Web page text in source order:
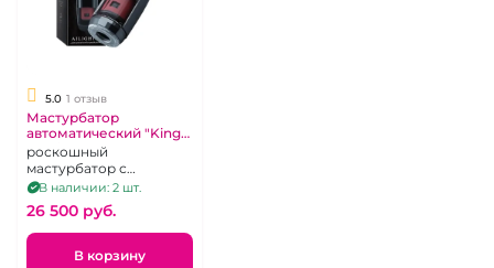
5.0 1 отзыв
Мастурбатор
автоматический "King"
в тубе
роскошный
мастурбатор с
автоматической
ротацией и
поступательной
стимуляцией
В наличии: 2 шт.
26 500 pуб.
В корзину